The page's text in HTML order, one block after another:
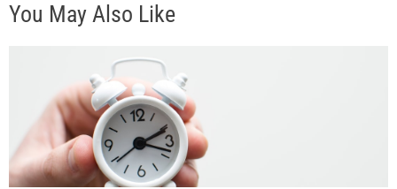
я
You May Also Like